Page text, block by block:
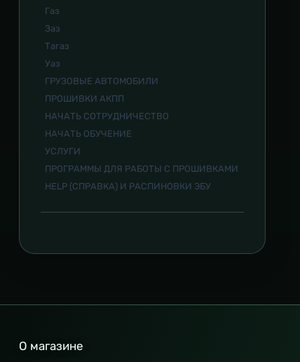
Газ
Заз
Тагаз
Уаз
ГРУЗОВЫЕ АВТОМОБИЛИ
ПРОШИВКИ АКПП
НАЧАТЬ СОТРУДНИЧЕСТВО
НАЧАТЬ ОБУЧЕНИЕ
УСЛУГИ
ПРОГРАММЫ ДЛЯ РАБОТЫ С ПРОШИВКАМИ
HELP (СПРАВКА) И РАСПИНОВКИ ЭБУ
О магазине